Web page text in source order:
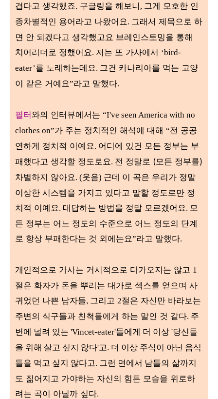
겹다고 생각했죠. 구글링을 해보니, 그게 모호한 인
종차별적인 용어라고 나왔어요. 그래서 제목으로 하
면 안 되겠다고 생각했고요 브레인스토밍을 통해
치어리더로 정했어요. 저는 또 가사에서 ‘bird-
eater’를 노래하는데요. 그건 카나리아를 먹는 고양
이 같은 거예요”라고 말했다.
필터와의 인터뷰에서는 “I've seen America with no
clothes on”가 주는 정치적인 해석에 대해 “전 공공
연하게 정치적 이예요. 어디에 있건 모든 정부는 부
패했다고 생각할 정도로요. 전 정말로 (모든 정부를)
차별하지 않아요. (웃음) 근데 이 곡은 우리가 정말
이상한 시스템을 가지고 있다고 말할 정도로만 정
치적 이예요. 대답하는 방법을 정말 모르겠어요. 모
든 정부는 어느 정도의 수준으로 어느 정도의 단계
로 항상 부패한다는 것 외에는요”라고 말했다.
개인적으로 가사는 거시적으로 다가오지는 않고 1
절은 화자가 돈을 뿌리는 대가로 섹스를 얻으며 사
귀었던 나쁜 남자들, 그리고 2절은 자신만 바라보는
주변의 식구들과 친척들에게 하는 말인 것 같다. 주
변에 널려 있는 'Vincet-eater'들에게 더 이상 '당신들
을 위해 살고 싶지 않다'고. 더 이상 주식이 아닌 음식
들을 먹고 싶지 않다고. 그런 면에서 남들의 삶까지
도 짊어지고 가야하는 자신의 힘든 모습을 위로하
려는 곡이 아닐까 싶다.